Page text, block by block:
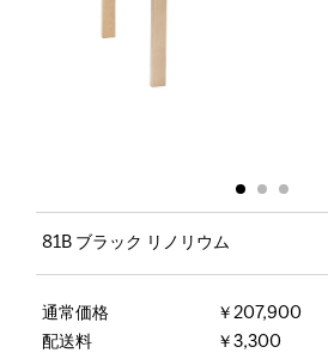
81B ブラック リノリウム
通常価格
￥207,900
配送料
￥3,300